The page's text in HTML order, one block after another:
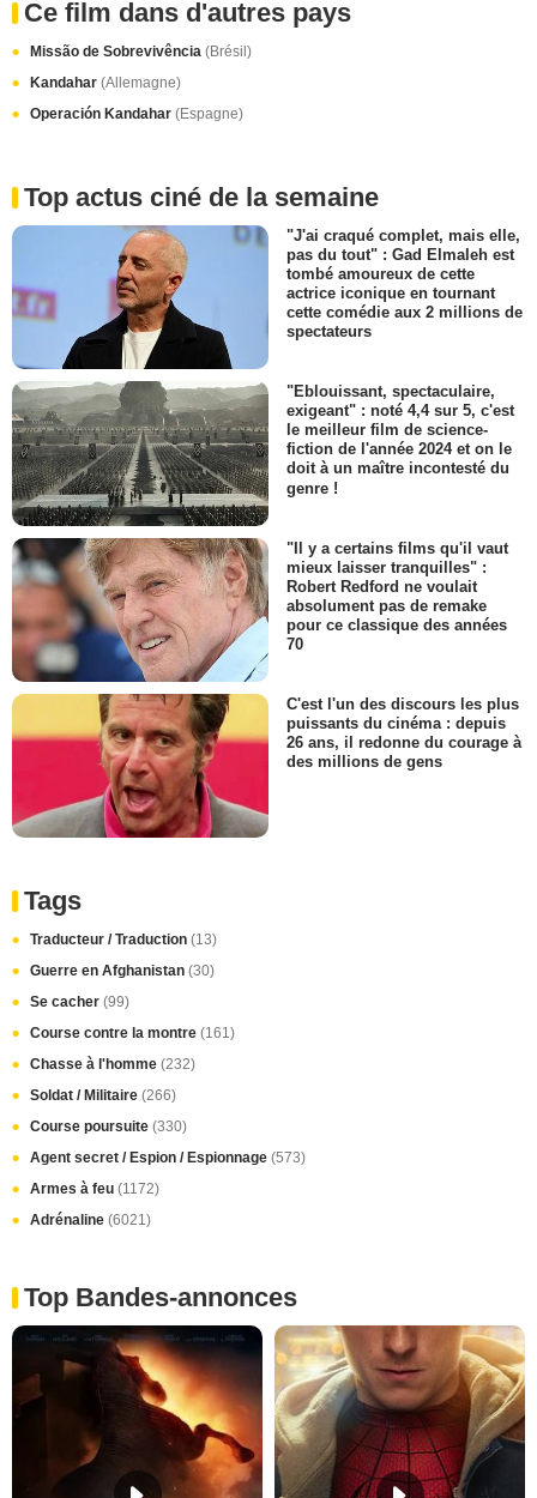
Ce film dans d'autres pays
Missão de Sobrevivência (Brésil)
Kandahar (Allemagne)
Operación Kandahar (Espagne)
Top actus ciné de la semaine
"J'ai craqué complet, mais elle,
pas du tout" : Gad Elmaleh est
tombé amoureux de cette
actrice iconique en tournant
cette comédie aux 2 millions de
spectateurs
"Eblouissant, spectaculaire,
exigeant" : noté 4,4 sur 5, c'est
le meilleur film de science-
fiction de l'année 2024 et on le
doit à un maître incontesté du
genre !
"Il y a certains films qu'il vaut
mieux laisser tranquilles" :
Robert Redford ne voulait
absolument pas de remake
pour ce classique des années
70
C'est l'un des discours les plus
puissants du cinéma : depuis
26 ans, il redonne du courage à
des millions de gens
Tags
Traducteur / Traduction (13)
Guerre en Afghanistan (30)
Se cacher (99)
Course contre la montre (161)
Chasse à l'homme (232)
Soldat / Militaire (266)
Course poursuite (330)
Agent secret / Espion / Espionnage (573)
Armes à feu (1172)
Adrénaline (6021)
Top Bandes-annonces